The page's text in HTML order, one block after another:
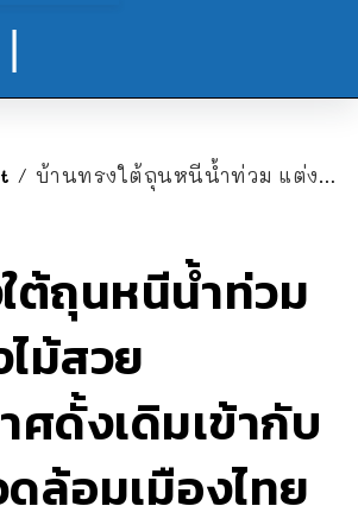
/ บ้านทรงใต้ถุนหนีน้ำท่วม แต่งผนังไม้สวย บรรยากาศดั้งเดิมเข้ากับสภาพแวดล้อมเมืองไทย
ต้ถุนหนีน้ำท่วม
ม้สวย
ศดั้งเดิมเข้ากับ
ล้อมเมืองไทย